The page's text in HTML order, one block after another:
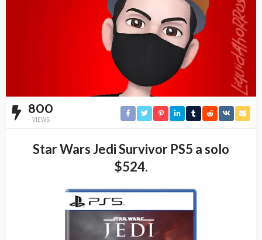
800
VIEWS
Star Wars Jedi Survivor PS5 a solo
$524.